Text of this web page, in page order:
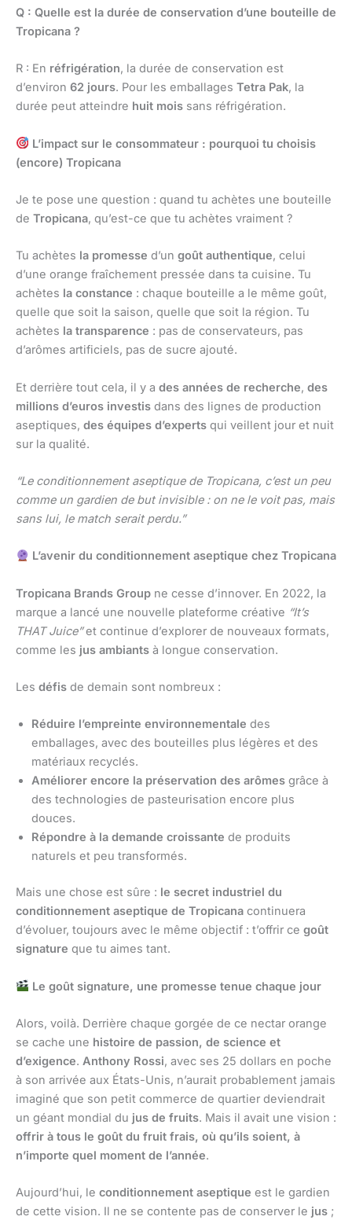
Q : Quelle est la durée de conservation d’une bouteille de
Tropicana ?
R : En réfrigération, la durée de conservation est
d’environ 62 jours. Pour les emballages Tetra Pak, la
durée peut atteindre huit mois sans réfrigération.
L’impact sur le consommateur : pourquoi tu choisis
(encore) Tropicana
Je te pose une question : quand tu achètes une bouteille
de Tropicana, qu’est-ce que tu achètes vraiment ?
Tu achètes la promesse d’un goût authentique, celui
d’une orange fraîchement pressée dans ta cuisine. Tu
achètes la constance : chaque bouteille a le même goût,
quelle que soit la saison, quelle que soit la région. Tu
achètes la transparence : pas de conservateurs, pas
d’arômes artificiels, pas de sucre ajouté.
Et derrière tout cela, il y a des années de recherche, des
millions d’euros investis dans des lignes de production
aseptiques, des équipes d’experts qui veillent jour et nuit
sur la qualité.
“Le conditionnement aseptique de Tropicana, c’est un peu
comme un gardien de but invisible : on ne le voit pas, mais
sans lui, le match serait perdu.”
L’avenir du conditionnement aseptique chez Tropicana
Tropicana Brands Group ne cesse d’innover. En 2022, la
marque a lancé une nouvelle plateforme créative “It’s
THAT Juice”et continue d’explorer de nouveaux formats,
comme les jus ambiants à longue conservation.
Les défis de demain sont nombreux :
Réduire l’empreinte environnementale des
emballages, avec des bouteilles plus légères et des
matériaux recyclés.
Améliorer encore la préservation des arômes grâce à
des technologies de pasteurisation encore plus
douces.
Répondre à la demande croissante de produits
naturels et peu transformés.
Mais une chose est sûre : le secret industriel du
conditionnement aseptique de Tropicana continuera
d’évoluer, toujours avec le même objectif : t’offrir ce goût
signature que tu aimes tant.
Le goût signature, une promesse tenue chaque jour
Alors, voilà. Derrière chaque gorgée de ce nectar orange
se cache une histoire de passion, de science et
d’exigence. Anthony Rossi, avec ses 25 dollars en poche
à son arrivée aux États-Unis, n’aurait probablement jamais
imaginé que son petit commerce de quartier deviendrait
un géant mondial du jus de fruits. Mais il avait une vision :
offrir à tous le goût du fruit frais, où qu’ils soient, à
n’importe quel moment de l’année.
Aujourd’hui, le conditionnement aseptique est le gardien
de cette vision. Il ne se contente pas de conserver le jus ;